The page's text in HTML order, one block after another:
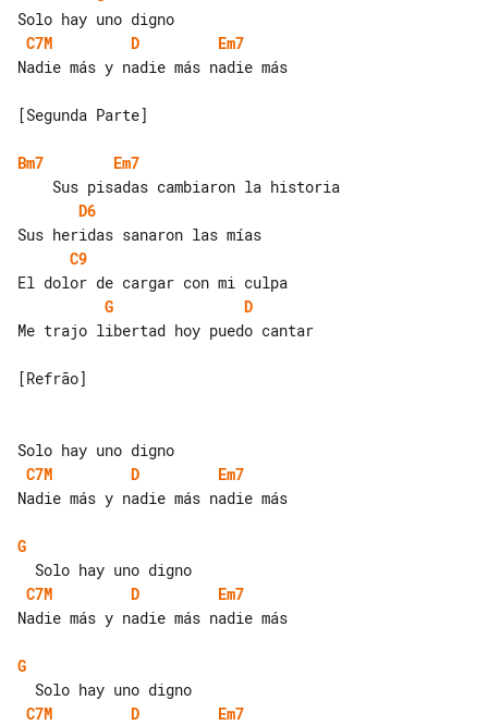
C7M
D
Em7
Nadie más y nadie más nadie más
[Segunda Parte]
Bm7
Em7
D6
C9
G
D
Me trajo libertad hoy puedo cantar
[Refrão]
C7M
D
Em7
Nadie más y nadie más nadie más
G
C7M
D
Em7
Nadie más y nadie más nadie más
G
C7M
D
Em7